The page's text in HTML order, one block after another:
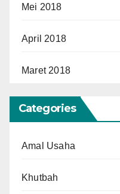
Mei 2018
April 2018
Maret 2018
Categories
Amal Usaha
Khutbah